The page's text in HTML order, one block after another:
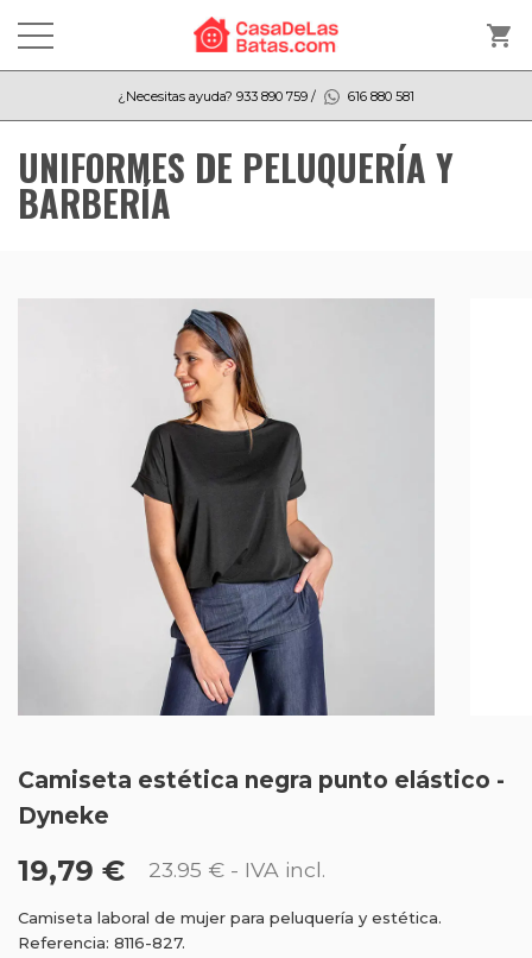
shopping_cart
¿Necesitas ayuda? 933 890 759 / 616 880 581
UNIFORMES DE PELUQUERÍA Y
BARBERÍA
Camiseta estética negra punto elástico -
Dyneke
19,79 € 23.95 € - IVA incl.
Camiseta laboral de mujer para peluquería y estética.
Referencia: 8116-827.